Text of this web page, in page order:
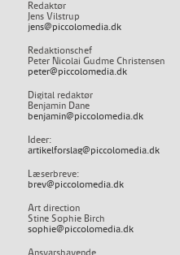
Redaktør
Jens Vilstrup
jens@piccolomedia.dk
Redaktionschef
Peter Nicolai Gudme Christensen
peter@piccolomedia.dk
Digital redaktør
Benjamin Dane
benjamin@piccolomedia.dk
Ideer:
artikelforslag@piccolomedia.dk
Læserbreve:
brev@piccolomedia.dk
Art direction
Stine Sophie Birch
sophie@piccolomedia.dk